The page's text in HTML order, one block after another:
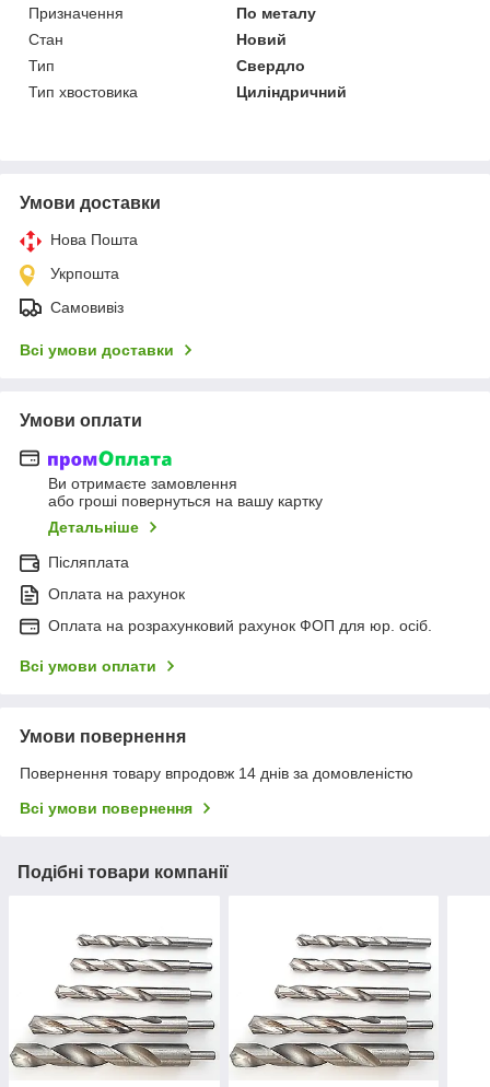
Призначення
По металу
Стан
Новий
Тип
Свердло
Тип хвостовика
Циліндричний
Умови доставки
Нова Пошта
Укрпошта
Самовивіз
Всі умови доставки
Умови оплати
Ви отримаєте замовлення
або гроші повернуться на вашу картку
Детальніше
Післяплата
Оплата на рахунок
Оплата на розрахунковий рахунок ФОП для юр. осіб.
Всі умови оплати
Умови повернення
Повернення товару впродовж 14 днів за домовленістю
Всі умови повернення
Подібні товари компанії